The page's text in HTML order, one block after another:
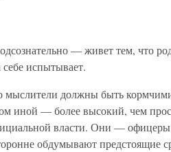
— живет тем, что
испытывает.
мыслители должны быть
иной — более высокий, чем
власти. Они — офицеры
обдумывают предстоящие